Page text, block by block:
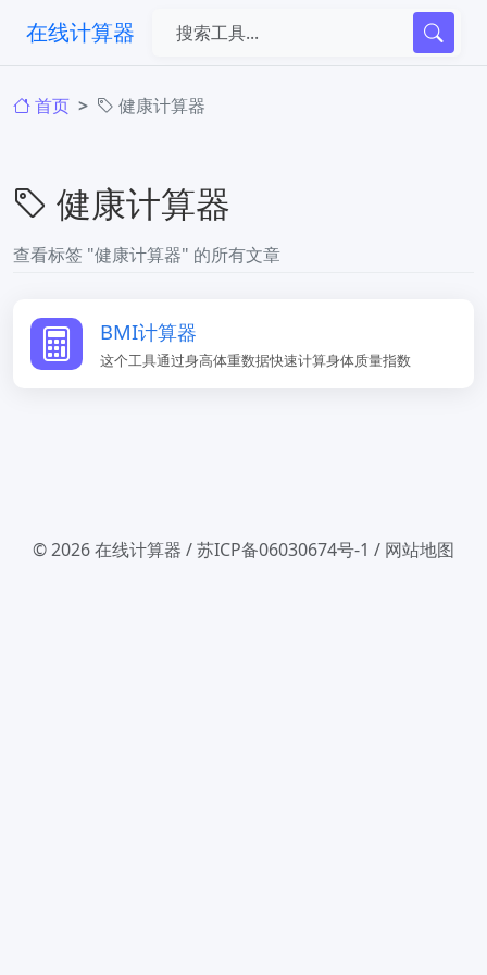
在线计算器
首页 健康计算器
健康计算器
查看标签 "健康计算器" 的所有文章
​BMI计算器
这个工具通过身高体重数据快速计算身体质量指数
© 2026在线计算器 /苏ICP备06030674号-1 / 网站地图